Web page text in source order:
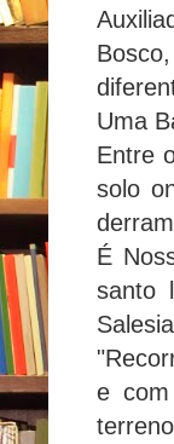
Uma
Entre
solo
É
santo
e